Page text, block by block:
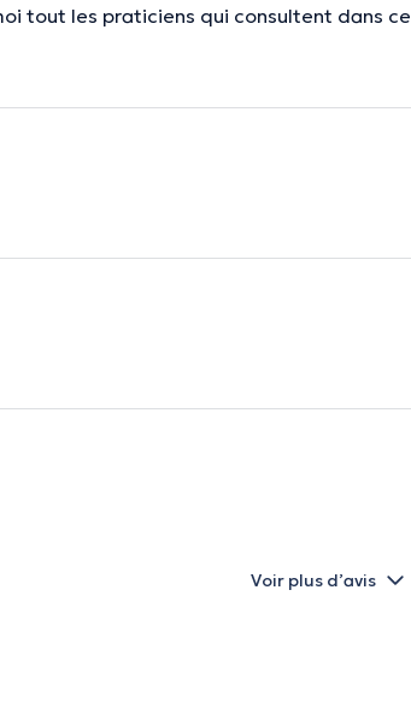
tout les praticiens qui consultent dans ce
Voir plus d’avis